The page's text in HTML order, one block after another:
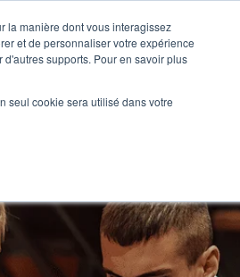
la manière dont vous interagissez
et de personnaliser votre expérience
supports. Pour en savoir plus
seul cookie sera utilisé dans votre
Nos réalisationsActualités